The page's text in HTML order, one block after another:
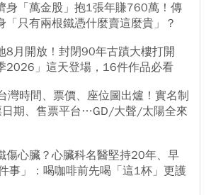
身「萬金股」抱1張年賺760萬！傳
「只有兩根鐵憑什麼賣這麼貴」？
8月開放！封閉90年古蹟大樓打開
2026」這天登場，16件作品必看
灣時間、票價、座位圖出爐！實名制
日期、售票平台…GD/大聲/太陽全來
傷心臟？心臟科名醫堅持20年、早
事」：喝咖啡前先喝「這1杯」更護